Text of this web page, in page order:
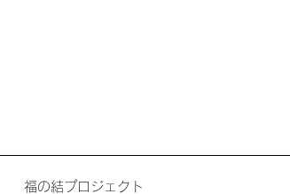
福の結プロジェクト